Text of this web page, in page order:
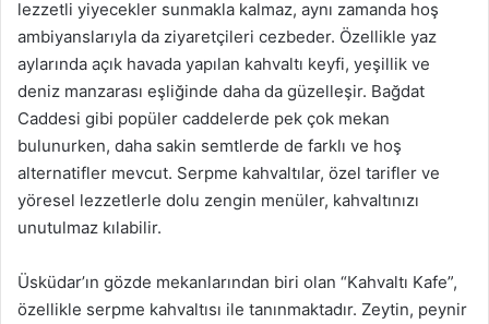
lezzetli yiyecekler sunmakla kalmaz, aynı zamanda hoş
ambiyanslarıyla da ziyaretçileri cezbeder. Özellikle yaz
aylarında açık havada yapılan kahvaltı keyfi, yeşillik ve
deniz manzarası eşliğinde daha da güzelleşir. Bağdat
Caddesi gibi popüler caddelerde pek çok mekan
bulunurken, daha sakin semtlerde de farklı ve hoş
alternatifler mevcut. Serpme kahvaltılar, özel tarifler ve
yöresel lezzetlerle dolu zengin menüler, kahvaltınızı
unutulmaz kılabilir.
Üsküdar’ın gözde mekanlarından biri olan “Kahvaltı Kafe”,
özellikle serpme kahvaltısı ile tanınmaktadır. Zeytin, peynir